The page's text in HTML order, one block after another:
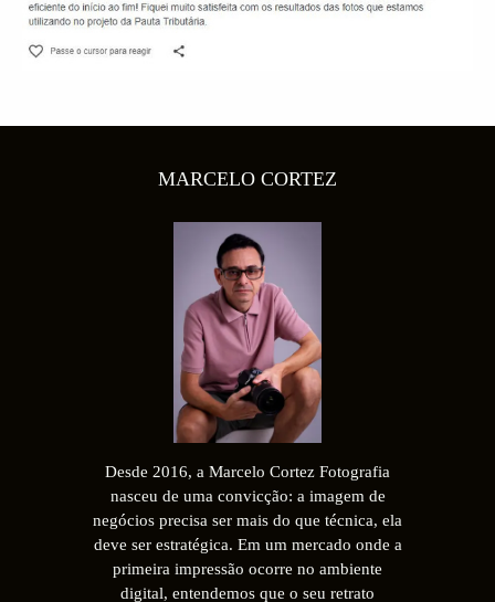
MARCELO CORTEZ
Desde 2016, a Marcelo Cortez Fotografia
nasceu de uma convicção: a imagem de
negócios precisa ser mais do que técnica, ela
deve ser estratégica. Em um mercado onde a
primeira impressão ocorre no ambiente
digital, entendemos que o seu retrato